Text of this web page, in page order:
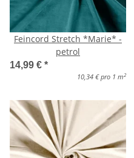
Feincord Stretch *Marie* -
petrol
14,99 € *
10,34 € pro 1 m 2